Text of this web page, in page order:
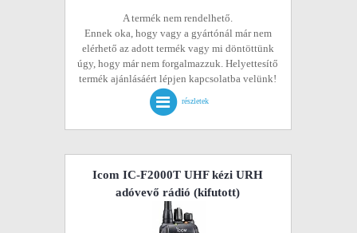
A termék nem rendelhető.
Ennek oka, hogy vagy a gyártónál már nem
elérhető az adott termék vagy mi döntöttünk
úgy, hogy már nem forgalmazzuk. Helyettesítő
termék ajánlásáért lépjen kapcsolatba velünk!
részletek
Icom IC-F2000T UHF kézi URH
adóvevő rádió (kifutott)